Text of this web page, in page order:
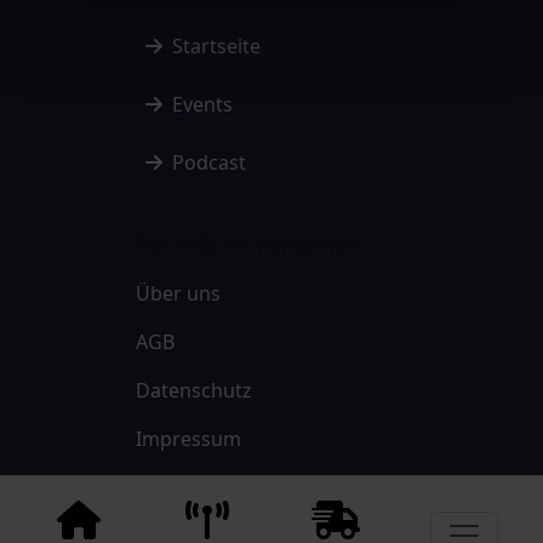
Startseite
Events
Podcast
Über uns
AGB
Datenschutz
Impressum